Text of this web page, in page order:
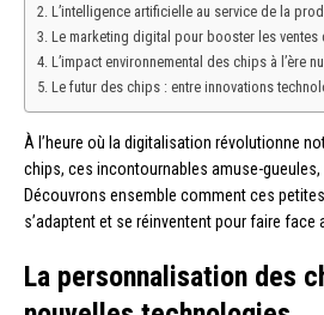
L’intelligence artificielle au service de la
Le marketing digital pour booster les ventes
L’impact environnemental des chips à l’ère
Le futur des chips : entre innovations
À l’heure où la digitalisation révolutionne
chips, ces incontournables amuse-gueules,
Découvrons ensemble comment ces
s’adaptent et se réinventent pour faire face
La personnalisation des